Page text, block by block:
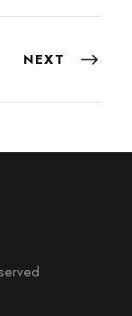
NEXT